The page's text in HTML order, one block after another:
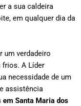
a sua caldeira
em qualquer dia da
um verdadeiro
frios. A Líder
necessidade de um
assistência
em Santa Maria dos